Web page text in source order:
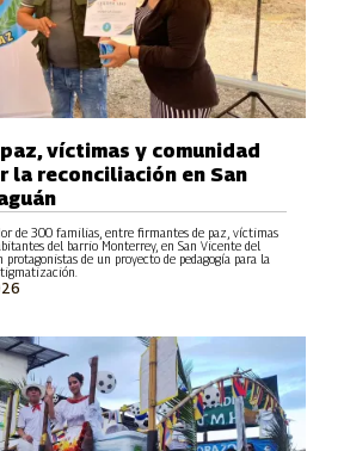
víctimas y comunidad
la reconciliación en San
de 300 familias, entre firmantes de paz, víctimas
del barrio Monterrey, en San Vicente del
protagonistas de un proyecto de pedagogía para la